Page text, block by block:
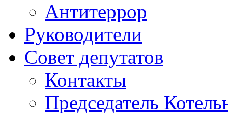
Антитеррор
Руководители
Совет депутатов
Контакты
Председатель